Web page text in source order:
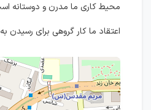
محیط کاری ما مدرن و دوستانه
اعتقاد ما کار گروهی برای